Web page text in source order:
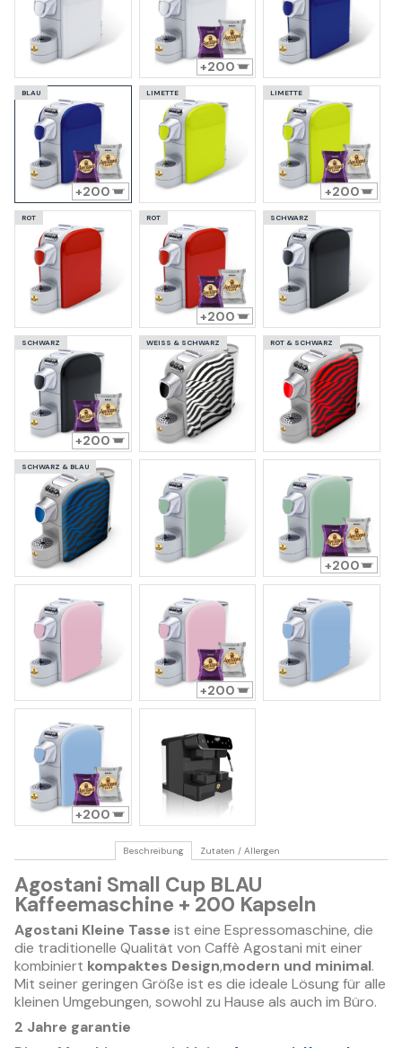
200
BLAU
200
LIMETTE LIMETTE
200
ROT ROT
200
SCHWARZ
SCHWARZ
200
WEISS & SCHWARZ ROT & SCHWARZ
SCHWARZ & BLAU
200
200
200
Beschreibung Zutaten / Allergen
Agostani Small Cup BLAU
Kaffeemaschine + 200 Kapseln
Agostani Kleine Tasse ist eine Espressomaschine, die
die traditionelle Qualität von Caffè Agostani mit einer
kombiniert kompaktes Design,modern und minimal.
Mit seiner geringen Größe ist es die ideale Lösung für alle
kleinen Umgebungen, sowohl zu Hause als auch im Büro.
2 Jahre garantie